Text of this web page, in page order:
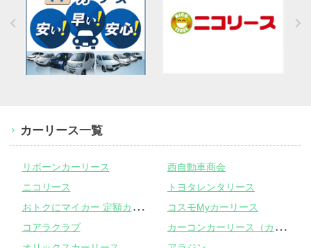
カーリース一覧
リボーンカーリース
西自動車商会
ニコリース
トヨタレンタリース
お
トクにマイカー 定額カルモくん
コスモMyカーリース
コアラクラブ
カ
ーコンカーリース（カーコンビニ倶楽部）